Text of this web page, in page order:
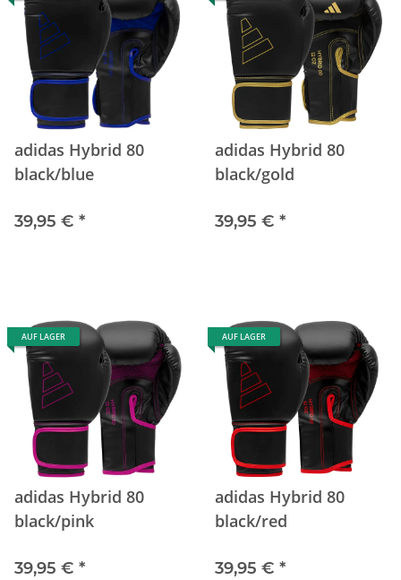
adidas Hybrid 80
black/blue
39,95 € *
adidas Hybrid 80
black/gold
39,95 € *
AUF LAGER
adidas Hybrid 80
black/pink
39,95 € *
AUF LAGER
adidas Hybrid 80
black/red
39,95 € *